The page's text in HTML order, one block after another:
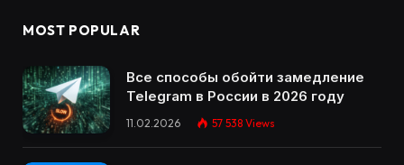
MOST POPULAR
Все способы обойти замедление
Telegram в России в 2026 году
11.02.2026 57 538 Views